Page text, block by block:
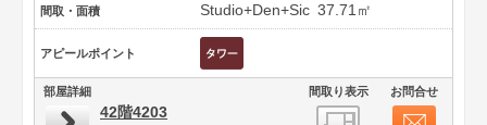
間取・面積 Studio+Den+Sic 37.71㎡
アピールポイント
部屋詳細 間取り表示 お問合せ
42階4203